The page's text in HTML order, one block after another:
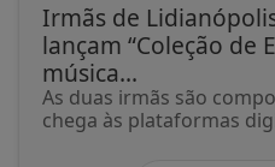
Irmãs de
lançam “Coleção de
música...
As duas irmãs são
chega às plataformas